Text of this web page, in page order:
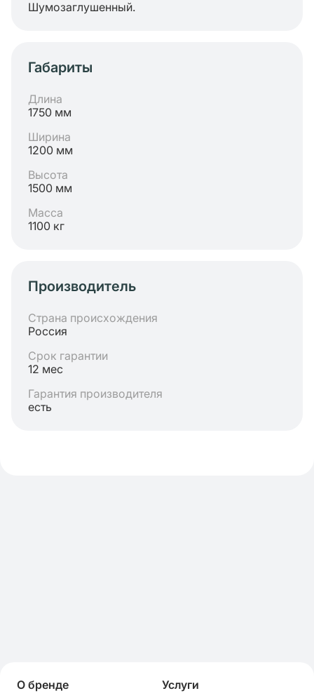
Шумозаглушенный.
Габариты
Длина
1750 мм
Ширина
1200 мм
Высота
1500 мм
Масса
1100 кг
Производитель
Страна происхождения
Россия
Срок гарантии
12 мес
Гарантия производителя
есть
О бренде
Услуги